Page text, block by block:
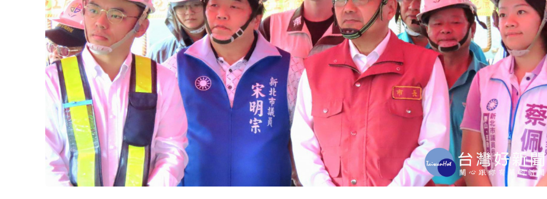
新北市長侯友宜今(7)日視察「塭仔圳重劃區四號（民生）橋」工程，以及大窠坑溪水環境營造工程，四號
為串聯新莊與泰山地區的重要關鍵橋梁。為了避開汛期對工期的衝擊，特別採「預鑄吊裝工法」施作，在
鑄場完成梁體製作後再運至現地架設，不僅大幅縮短工期，更能優化施工品質。預計於115年下半年完工通
車，屆時將大幅改善新泰地區交通動線，並進一步縮短區域通勤時間。